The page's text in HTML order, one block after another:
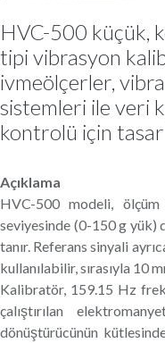
HVC-500 küçük,
tipi vibrasyon
ivmeölçerler,
sistemleri ile veri
kontrolü için
Açıklama
HVC-500 modeli,
seviyesinde (0-150 g yük)
tanır. Referans sinyali
kullanılabilir, sırasıyla 10
Kalibratör, 159.15 Hz
çalıştırılan
dönüştürücünün